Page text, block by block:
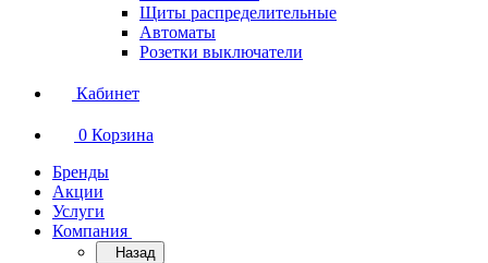
Щиты распределительные
Автоматы
Розетки выключатели
Кабинет
0 Корзина
Бренды
Акции
Услуги
Компания
Назад